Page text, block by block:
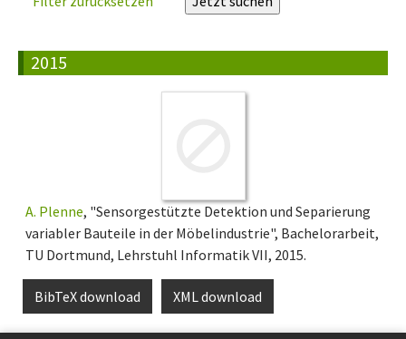
2015
A. Plenne, "Sensorgestützte Detektion und Separierung
variabler Bauteile in der Möbelindustrie", Bachelorarbeit,
TU Dortmund, Lehrstuhl Informatik VII, 2015.
BibTeX download XML download